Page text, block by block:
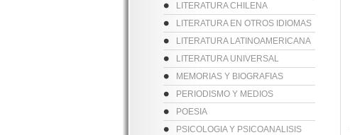
LITERATURA CHILENA
LITERATURA EN OTROS IDIOMAS
LITERATURA LATINOAMERICANA
LITERATURA UNIVERSAL
MEMORIAS Y BIOGRAFIAS
PERIODISMO Y MEDIOS
POESIA
PSICOLOGIA Y PSICOANALISIS